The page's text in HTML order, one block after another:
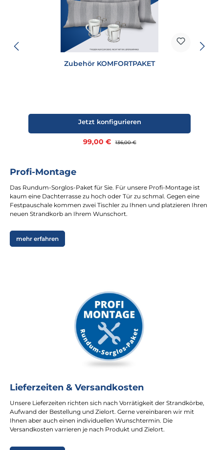
Zubehör KOMFORTPAKET
Verkaufspreis:
99,00 € Regulärer Preis:
136,00 €
Jetzt konfigurieren
Profi-Montage
Das Rundum-Sorglos-Paket für Sie. Für unsere Profi-Montage ist
kaum eine Dachterrasse zu hoch oder Tür zu schmal. Gegen eine
Festpauschale kommen zwei Tischler zu Ihnen und platzieren Ihren
neuen Strandkorb an Ihrem Wunschort.
mehr erfahren
Lieferzeiten & Versandkosten
Unsere Lieferzeiten richten sich nach Vorrätigkeit der Strandkörbe,
Aufwand der Bestellung und Zielort. Gerne vereinbaren wir mit
Ihnen aber auch einen individuellen Wunschtermin. Die
Versandkosten varrieren je nach Produkt und Zielort.